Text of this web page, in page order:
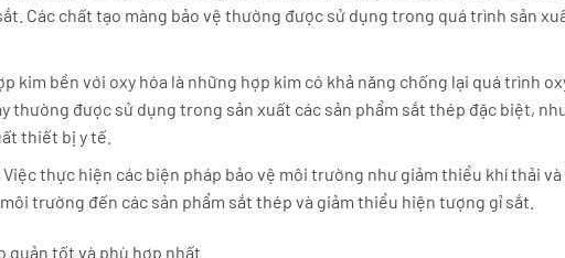
Các chất tạo màng bảo vệ thường được sử dụng trong quá trình sản
kim bền với oxy hóa là những hợp kim có khả năng chống lại quá trình
thường được sử dụng trong sản xuất các sản phẩm sắt thép đặc biệt,
thiết bị y tế.
thực hiện các biện pháp bảo vệ môi trường như giảm thiểu khí thải
trường đến các sản phẩm sắt thép và giảm thiểu hiện tượng gỉ sắt.
quản tốt và phù hợp nhất.